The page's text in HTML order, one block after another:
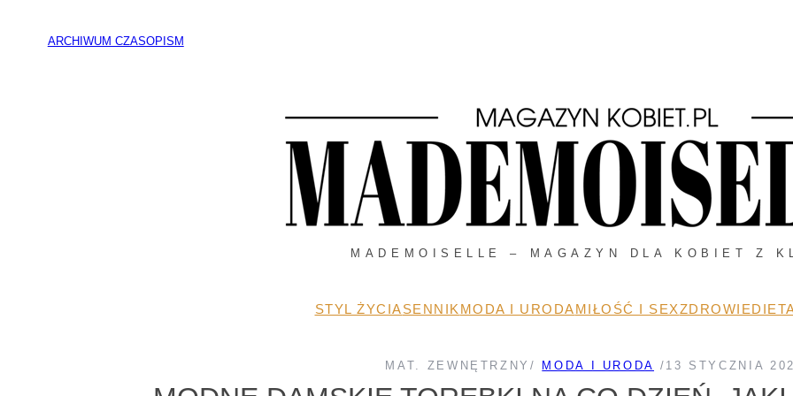
ARCHIWUM CZASOPISM
MADEMOISELLE – MAGAZYN DLA KOBIET Z
STYL ŻYCIASENNIK MODA I URODAMIŁOŚĆ I SEXZDROWIE
MAT. ZEWNĘTRZNY/ MODA I URODA / 13 STYCZNIA